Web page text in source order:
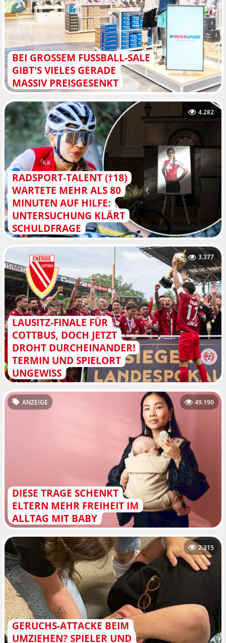
BEI GROSSEM FUSSBALL-SALE GI
BT'S VIELES GERADE MA
SSIV PREISGESENKT
RADSPORT-TALENT (†18)
WARTETE MEHR ALS 80
MINUTEN AUF HILFE:
UNTERSUCHUNG KLÄRT
SCHULDFRAGE
4.282
LAUSITZ-FINALE FÜR
COTTBUS, DOCH JETZT
DROHT DURCHEINANDER!
TERMIN UND SPIELORT
UNGEWISS
3.377
DIESE TRAGE SCHENKT
ELTERN MEHR FREIHEIT IM
ALLTAG MIT BABY
ANZEIGE 49.190
GERUCHS-ATTACKE BEIM
UMZIEHEN? SPIELER UND
2.315